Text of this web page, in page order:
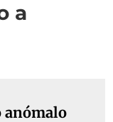
a
anómalo